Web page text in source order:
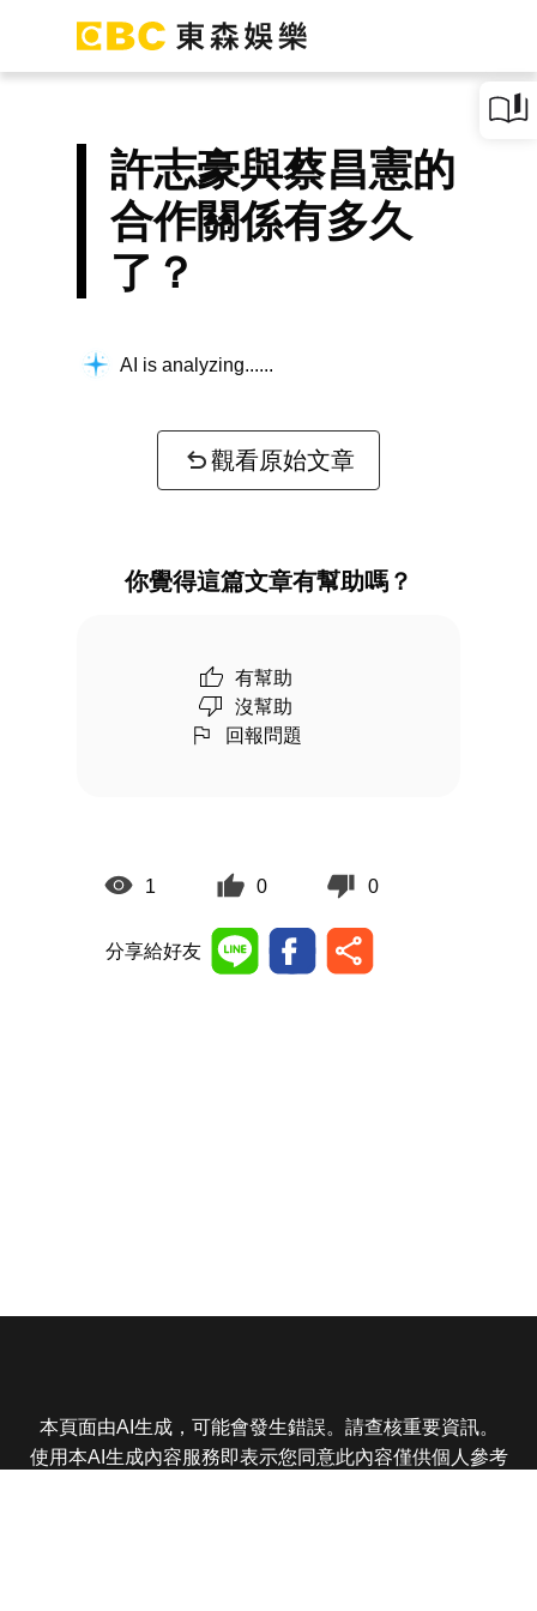
許志豪與蔡昌憲的
合作關係有多久
了？
AI is analyzing...
觀看原始文章
你覺得這篇文章有幫助嗎？
有幫助
沒幫助
回報問題
1 0 0
分享給好友
本頁面由AI生成，可能會發生錯誤。請查核重要資訊。
使用本AI生成內容服務即表示您同意此內容僅供個人參考